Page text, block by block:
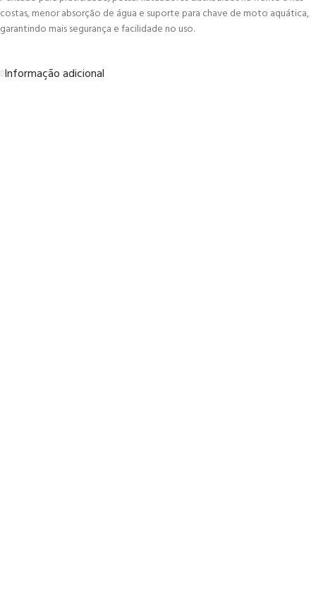
costas, menor absorção de água e suporte para chave de moto aquática,
garantindo mais segurança e facilidade no uso.
Informação adicional